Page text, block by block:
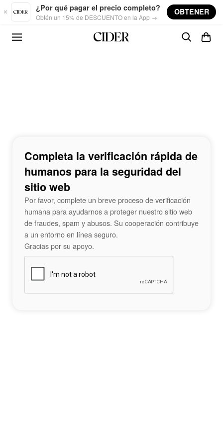
Skip to main content
¿Por qué pagar el precio completo?
Obtén un 15% de DESCUENTO en la App →
OBTENER
Completa la verificación rápida de
humanos para la seguridad del
sitio web
Por favor, complete un breve proceso de verificación
humana para ayudarnos a proteger nuestro sitio web
de fraudes, spam y abusos. Su cooperación contribuye
a un entorno en línea seguro.
Gracias por su apoyo.